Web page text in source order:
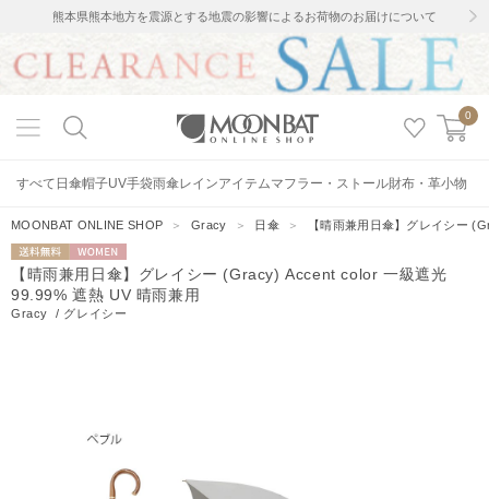
熊本県熊本地方を震源とする地震の影響によるお荷物のお届けについて
0
すべて 日傘帽子UV手袋雨傘レインアイテムマフラー・ストール財布・革小物
MOONBAT ONLINE SHOP ＞Gracy ＞ 日傘 ＞ 【晴雨兼用日傘】グレイシー
送料無料 WOMEN
【晴雨兼用日傘】グレイシー (Gracy) Accent color 一級遮光
99.99% 遮熱 UV 晴雨兼用
Gracy / グレイシー